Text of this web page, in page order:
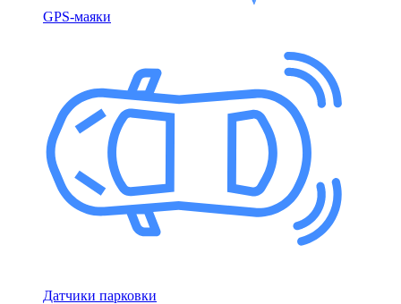
GPS-маяки
Датчики парковки